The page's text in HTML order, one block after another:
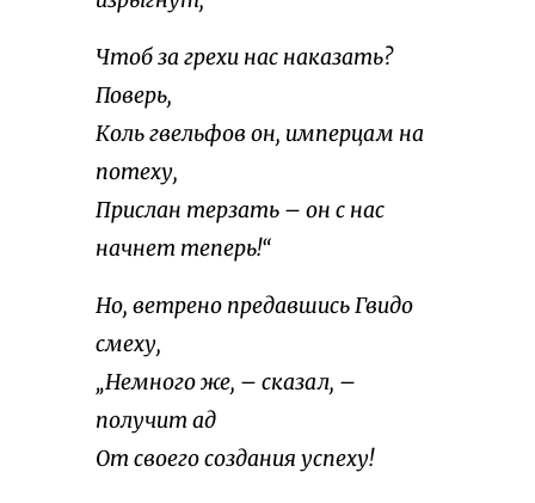
Чтоб за грехи нас наказать?
Поверь,
Коль гвельфов он, имперцам на
потеху,
Прислан терзать – он с нас
начнет теперь!“
Но, ветрено предавшись Гвидо
смеху,
„Немного же, – сказал, –
получит ад
От своего создания успеху!